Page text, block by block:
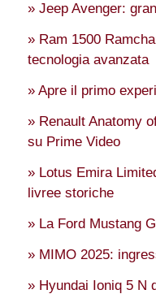
» Jeep Avenger:
» Ram 1500
tecnologia avanzata
» Apre il primo
» Renault Anatomy
su Prime Video
» Lotus Emira
livree storiche
» La Ford Mustang
» MIMO 2025:
» Hyundai Ioniq 5 N